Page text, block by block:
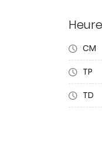
CM
TP
TD